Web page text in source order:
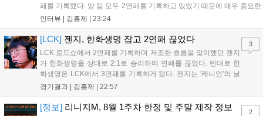
패를 기록했다. 양 팀 모두 2연패를 기록하고 있었기 때문에 매우 중요한
경기였는데, 연패를 탈출하고 웃은 팀은 젠지였다. 한화생명e스포츠 윤
인터뷰 | 김홍제 23:24
[LCK] 젠지, 한화생명 잡고 2연패 끊었다
LCK 로드쇼에서 2연패를 기록하며 저조한 흐름을 맞이했던 젠지
가 한화생명을 상대로 2:1로 승리하며 연패를 끊었다. 반대로 한
화생명은 LCK에서 3연패를 기록하게 됐다. 젠지는 '캐니언'의 날
카로운 갱킹으로 '제우스'의 럼블을 상대로 점멸까지 빼내고 킬을
따냈고, 바텀 원딜끼리 1:1 교전...
경기결과 | 김홍제 22:57
3
[정보] 리니지M, 8월 1주차 한정 및 주말 제작 정보 2